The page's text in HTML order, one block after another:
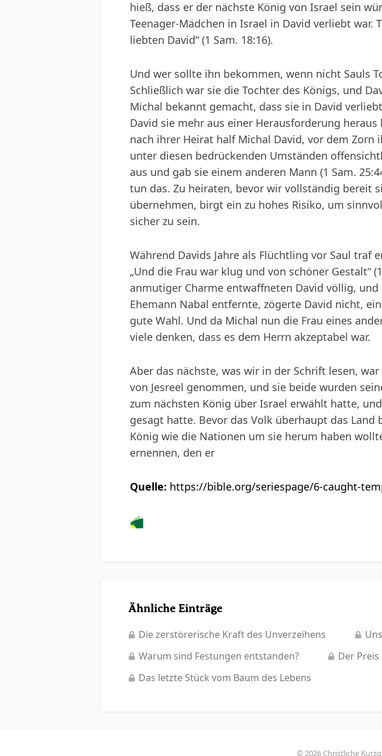
hieß, dass er der nächste König von Israel sein
Teenager-Mädchen in Israel in David verliebt war.
liebten David“ (1 Sam. 18:16).
Und wer sollte ihn bekommen, wenn nicht Sauls
Schließlich war sie die Tochter des Königs, und
Michal bekannt gemacht, dass sie in David
David sie mehr aus einer Herausforderung
nach ihrer Heirat half Michal David, vor dem Zorn
unter diesen bedrückenden Umständen
aus und gab sie einem anderen Mann (1 Sam.
tun das. Zu heiraten, bevor wir vollständig bereit
übernehmen, birgt ein zu hohes Risiko, um
sicher zu sein.
Während Davids Jahre als Flüchtling vor Saul traf
„Und die Frau war klug und von schöner Gestalt“
anmutiger Charme entwaffneten David völlig,
Ehemann Nabal entfernte, zögerte David nicht,
gute Wahl. Und da Michal nun die Frau eines
viele denken, dass es dem Herrn akzeptabel war.
Aber das nächste, was wir in der Schrift lesen,
von Jesreel genommen, und sie beide wurden
zum nächsten König über Israel erwählt hatte,
gesagt hatte. Bevor das Volk überhaupt das
König wie die Nationen um sie herum haben
ernennen, den er
Quelle: https://bible.org/seriespage/6-caught-
Ähnliche Einträge
Die zerstörerische Kraft des Unverzeihens
Warum sind Festungen entstanden?
Der
Das letzte Stück vom Baum des Lebens
© 2026 Christliche